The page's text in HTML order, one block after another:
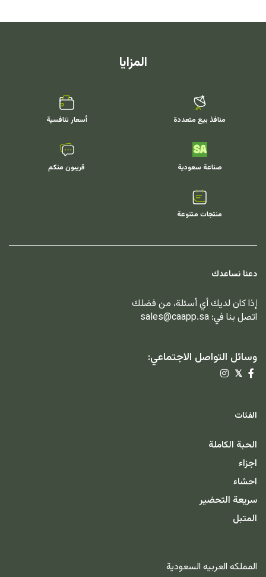
المزايا
منافذ بيع متعددة أسعار تنافسية
صناعة سعودية قريبون منكم
منتجات متنوعة
دعنا نساعدك
إذا كان لديك أي أسئلة، من فضلك
اتصل بنا في: sales@caapp.sa
وسائل التواصل الاجتماعي:
𝕏
الفئات
الحبة الكاملة
اجزاء
احشاء
سريعة التحضير
المتبل
المملكه العربيه السعودية